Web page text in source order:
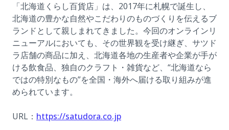
「北海道くらし百貨店」は、2017年に札幌で誕生し、
北海道の豊かな自然やこだわりのものづくりを伝えるブ
ランドとして親しまれてきました。今回のオンラインリ
ニューアルにおいても、その世界観を受け継ぎ、サツド
ラ店舗の商品に加え、北海道各地の生産者や企業が手が
ける飲食品、独自のクラフト・雑貨など、“北海道なら
ではの特別なもの”を全国・海外へ届ける取り組みが進
められています。
URL： https://satudora.co.jp(opens in a new tab)